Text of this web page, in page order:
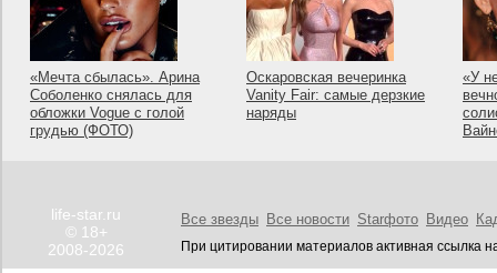
«Мечта сбылась». Арина
Соболенко снялась для
обложки Vogue с голой
грудью (ФОТО)
Оскаровская вечеринка
Vanity Fair: самые дерзкие
наряды
«У
life-star.ru
© 18+
2008-2026
Все звезды Все новости Starфото Видео
При цитировании материалов активная ссылка